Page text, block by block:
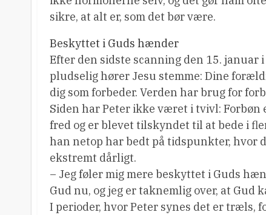
sikre, at alt er, som det bør være.
Beskyttet i Guds hænder
Efter den sidste scanning den 15.
pludselig hører Jesu stemme: Dine
dig som forbeder. Verden har brug for
Siden har Peter ikke været i tvivl:
fred og er blevet tilskyndet til at bede i
han netop har bedt på tidspunkter, hvor
ekstremt dårligt.
– Jeg føler mig mere beskyttet i Guds
Gud nu, og jeg er taknemlig over, at Gud
I perioder, hvor Peter synes det er træls,